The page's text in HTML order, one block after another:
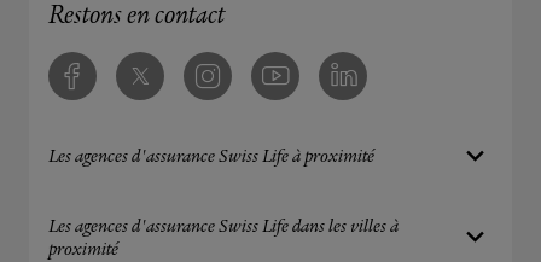
Restons en contact
FacebookTwitter InstagramYoutube Linkedin
Les agences d'assurance Swiss Life à proximité
Les agences d'assurance Swiss Life dans les villes à
proximité